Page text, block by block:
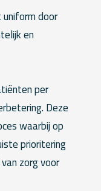
door
en
per
Deze
waarbij op
prioritering
zorg voor